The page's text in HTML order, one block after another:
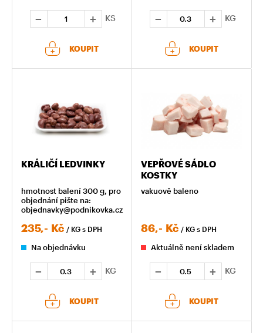
KS
KOUPIT
KG
KOUPIT
KRÁLIČÍ LEDVINKY
hmotnost balení 300 g, pro
objednání pište na:
objednavky@podnikovka.cz
235,- Kč / KG s DPH
Na objednávku
KG
KOUPIT
VEPŘOVÉ SÁDLO
KOSTKY
vakuově baleno
86,- Kč / KG s DPH
Aktuálně není skladem
KG
KOUPIT